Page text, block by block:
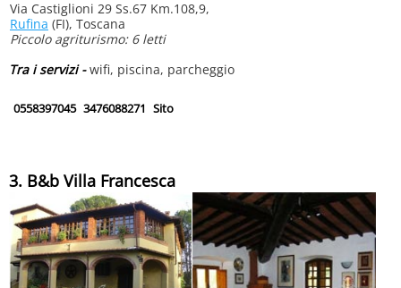
Via Castiglioni 29 Ss.67 Km.108,9,
Rufina (FI), Toscana
Piccolo agriturismo: 6 letti
Tra i servizi -wifi, piscina, parcheggio
0558397045 3476088271 Sito
3. B&b Villa Francesca